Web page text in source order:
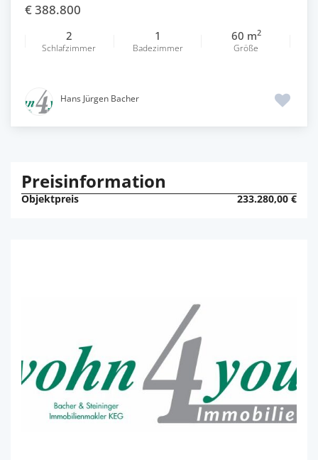
€ 388.800
2
Schlafzimmer
1
Badezimmer
60 m2
Größe
Hans Jürgen Bacher
Preisinformation
Objektpreis 233.280,00 €